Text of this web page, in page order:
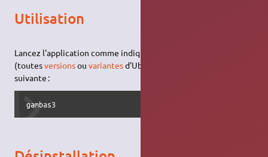
Utilisation
Lancez l'application comme indiqué
(toutesversionsouvariantesd'Ubuntu) avec la
suivante :
gambas3